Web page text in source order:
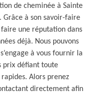
de cheminée à Sainte
Grâce à son savoir-faire
faire une réputation dans
déjà. Nous pouvons
à vous fournir la
prix défiant toute
Alors prenez
directement afin